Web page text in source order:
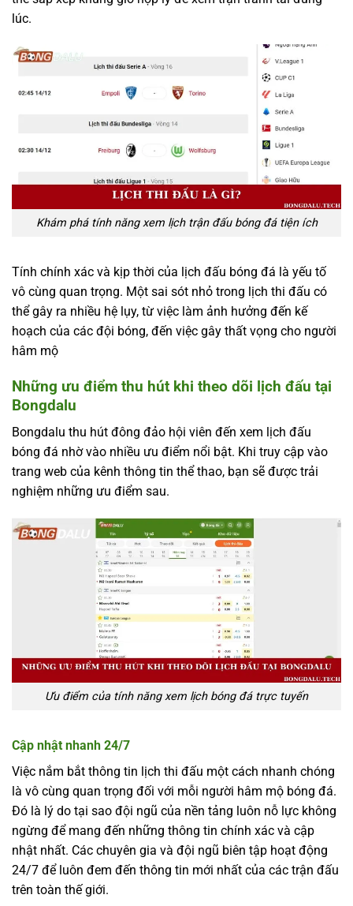
lúc.
Khám phá tính năng xem lịch trận đấu bóng đá tiện ích
Tính chính xác và kịp thời của lịch đấu bóng đá là yếu tố
vô cùng quan trọng. Một sai sót nhỏ trong lịch thi đấu có
thể gây ra nhiều hệ lụy, từ việc làm ảnh hưởng đến kế
hoạch của các đội bóng, đến việc gây thất vọng cho người
hâm mộ
Những ưu điểm thu hút khi theo dõi lịch đấu tại
Bongdalu
Bongdalu thu hút đông đảo hội viên đến xem lịch đấu
bóng đá nhờ vào nhiều ưu điểm nổi bật. Khi truy cập vào
trang web của kênh thông tin thể thao, bạn sẽ được trải
nghiệm những ưu điểm sau.
Ưu điểm của tính năng xem lịch bóng đá trực tuyến
Cập nhật nhanh 24/7
Việc nắm bắt thông tin lịch thi đấu một cách nhanh chóng
là vô cùng quan trọng đối với mỗi người hâm mộ bóng đá.
Đó là lý do tại sao đội ngũ của nền tảng luôn nỗ lực không
ngừng để mang đến những thông tin chính xác và cập
nhật nhất. Các chuyên gia và đội ngũ biên tập hoạt động
24/7 để luôn đem đến thông tin mới nhất của các trận đấu
trên toàn thế giới.